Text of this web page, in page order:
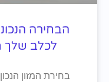
הבחירה
לכלב שלך
בחירת המזון